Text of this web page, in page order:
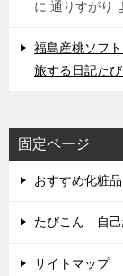
に 通りすがり
福島産桃ソフ
旅する日記た
固定ページ
おすすめ化粧品
たびこん 自己
サイトマップ